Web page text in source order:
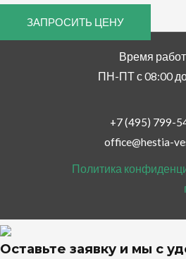
ЗАПРОСИТЬ ЦЕНУ
Время
ПН-ПТ с 08:00
+7 (495) 799-
office@hestia-
Политика
Оставьте заявку и мы с